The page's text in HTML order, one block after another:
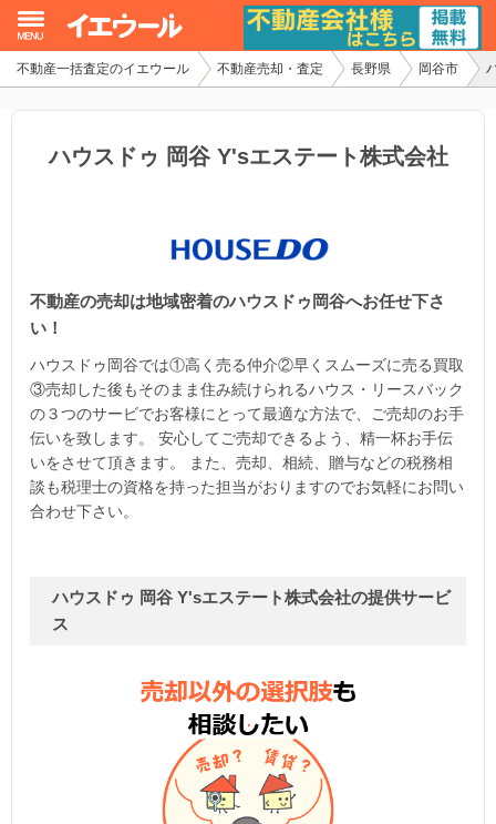
不動産一括査定のイエウール 不動産売却・査定 長野県 岡谷市
ハウスドゥ 岡谷 Y'sエステート株式会社
不動産の売却は地域密着のハウスドゥ岡谷へお任せ下さ
い！
ハウスドゥ岡谷では①高く売る仲介②早くスムーズに売る買取
③売却した後もそのまま住み続けられるハウス・リースバック
の３つのサービでお客様にとって最適な方法で、ご売却のお手
伝いを致します。 安心してご売却できるよう、精一杯お手伝
いをさせて頂きます。 また、売却、相続、贈与などの税務相
談も税理士の資格を持った担当がおりますのでお気軽にお問い
合わせ下さい。
ハウスドゥ 岡谷 Y'sエステート株式会社の提供サービ
ス
イエウール加盟希望の不動産会社様
不動産の売却・一括査定
家査定シミュレーター
お問い合わせ